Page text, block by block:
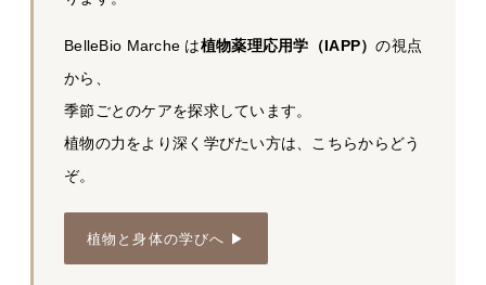
BelleBio Marche は植物薬理応用学（IAPP）の視点
から、
季節ごとのケアを探求しています。
植物の力をより深く学びたい方は、こちらからどう
ぞ。
植物と身体の学びへ ▶